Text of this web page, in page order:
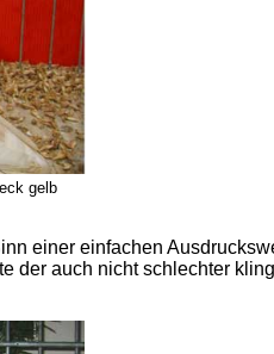
gelb
einer einfachen
der auch nicht schlechter